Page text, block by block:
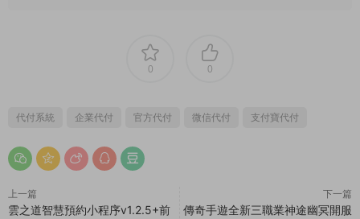
0 0
代付系統 企業代付 官方代付 微信代付 支付寶代付
上一篇
雲之道智慧預約小程序v1.2.5+前
下一篇
傳奇手遊全新三職業神途幽冥開服